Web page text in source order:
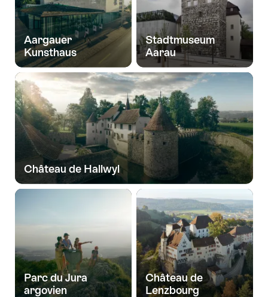
Aargauer
Kunsthaus
Stadtmuseum
Aarau
Château de Hallwyl
Parc du Jura
argovien
Château de
Lenzbourg